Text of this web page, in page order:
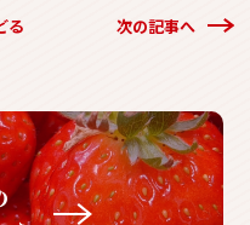
る 次の記事へ